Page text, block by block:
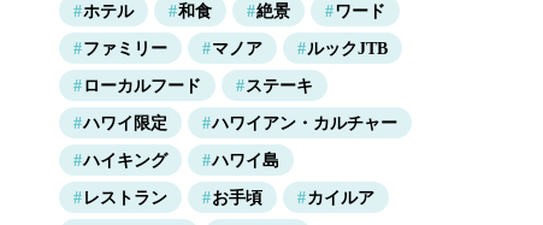
ホテル 和食 絶景 ワード
ファミリー マノア ルックJTB
ローカルフード ステーキ
ハワイ限定 ハワイアン・カルチャー
ハイキング ハワイ島
レストラン お手頃 カイルア